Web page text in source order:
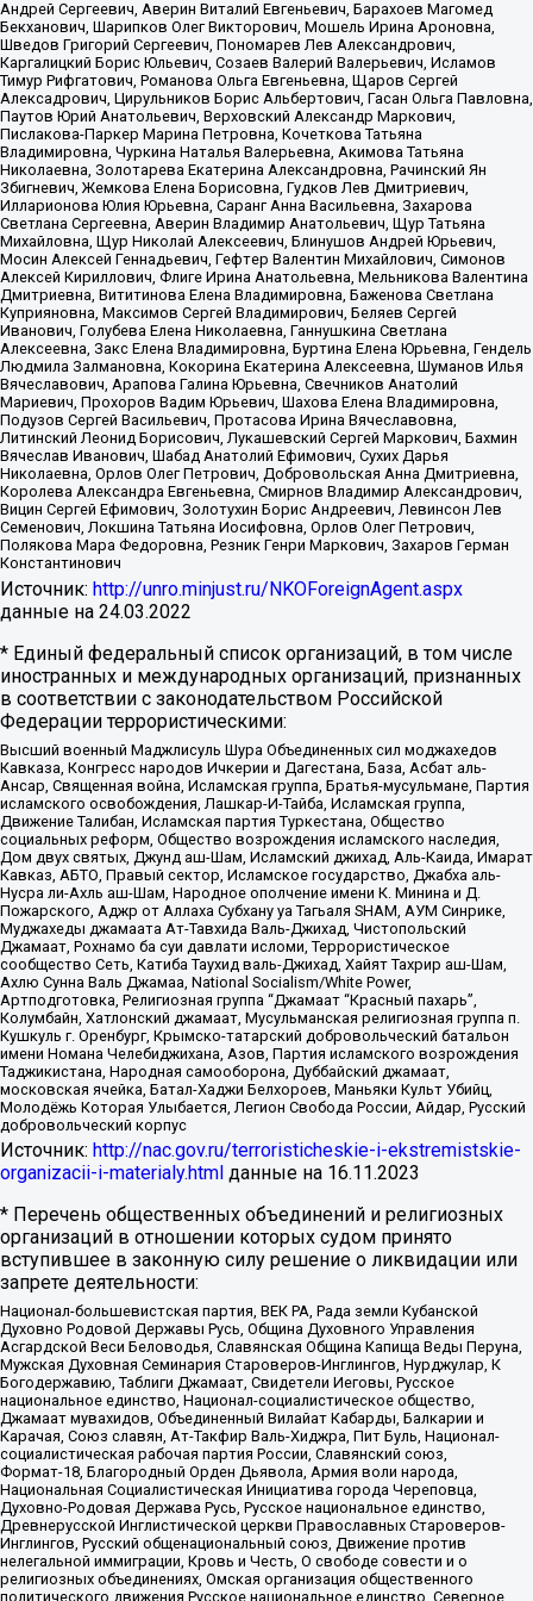
Андрей Сергеевич, Аверин Виталий Евгеньевич, Барахоев Магомед
Бекханович, Шарипков Олег Викторович, Мошель Ирина Ароновна,
Шведов Григорий Сергеевич, Пономарев Лев Александрович,
Каргалицкий Борис Юльевич, Созаев Валерий Валерьевич, Исламов
Тимур Рифгатович, Романова Ольга Евгеньевна, Щаров Сергей
Алексадрович, Цирульников Борис Альбертович, Гасан Ольга Павловна,
Паутов Юрий Анатольевич, Верховский Александр Маркович,
Пислакова-Паркер Марина Петровна, Кочеткова Татьяна
Владимировна, Чуркина Наталья Валерьевна, Акимова Татьяна
Николаевна, Золотарева Екатерина Александровна, Рачинский Ян
Збигневич, Жемкова Елена Борисовна, Гудков Лев Дмитриевич,
Илларионова Юлия Юрьевна, Саранг Анна Васильевна, Захарова
Светлана Сергеевна, Аверин Владимир Анатольевич, Щур Татьяна
Михайловна, Щур Николай Алексеевич, Блинушов Андрей Юрьевич,
Мосин Алексей Геннадьевич, Гефтер Валентин Михайлович, Симонов
Алексей Кириллович, Флиге Ирина Анатольевна, Мельникова Валентина
Дмитриевна, Вититинова Елена Владимировна, Баженова Светлана
Куприяновна, Максимов Сергей Владимирович, Беляев Сергей
Иванович, Голубева Елена Николаевна, Ганнушкина Светлана
Алексеевна, Закс Елена Владимировна, Буртина Елена Юрьевна, Гендель
Людмила Залмановна, Кокорина Екатерина Алексеевна, Шуманов Илья
Вячеславович, Арапова Галина Юрьевна, Свечников Анатолий
Мариевич, Прохоров Вадим Юрьевич, Шахова Елена Владимировна,
Подузов Сергей Васильевич, Протасова Ирина Вячеславовна,
Литинский Леонид Борисович, Лукашевский Сергей Маркович, Бахмин
Вячеслав Иванович, Шабад Анатолий Ефимович, Сухих Дарья
Николаевна, Орлов Олег Петрович, Добровольская Анна Дмитриевна,
Королева Александра Евгеньевна, Смирнов Владимир Александрович,
Вицин Сергей Ефимович, Золотухин Борис Андреевич, Левинсон Лев
Семенович, Локшина Татьяна Иосифовна, Орлов Олег Петрович,
Полякова Мара Федоровна, Резник Генри Маркович, Захаров Герман
Константинович
Источник: http://unro.minjust.ru/NKOForeignAgent.aspx
данные на 24.03.2022
* Единый федеральный список организаций, в том числе
иностранных и международных организаций, признанных
в соответствии с законодательством Российской
Федерации террористическими:
Высший военный Маджлисуль Шура Объединенных сил моджахедов
Кавказа, Конгресс народов Ичкерии и Дагестана, База, Асбат аль-
Ансар, Священная война, Исламская группа, Братья-мусульмане, Партия
исламского освобождения, Лашкар-И-Тайба, Исламская группа,
Движение Талибан, Исламская партия Туркестана, Общество
социальных реформ, Общество возрождения исламского наследия,
Дом двух святых, Джунд аш-Шам, Исламский джихад, Аль-Каида, Имарат
Кавказ, АБТО, Правый сектор, Исламское государство, Джабха аль-
Нусра ли-Ахль аш-Шам, Народное ополчение имени К. Минина и Д.
Пожарского, Аджр от Аллаха Субхану уа Тагьаля SHAM, АУМ Синрике,
Муджахеды джамаата Ат-Тавхида Валь-Джихад, Чистопольский
Джамаат, Рохнамо ба суи давлати исломи, Террористическое
сообщество Сеть, Катиба Таухид валь-Джихад, Хайят Тахрир аш-Шам,
Ахлю Сунна Валь Джамаа, National Socialism/White Power,
Артподготовка, Религиозная группа “Джамаат “Красный пахарь”,
Колумбайн, Хатлонский джамаат, Мусульманская религиозная группа п.
Кушкуль г. Оренбург, Крымско-татарский добровольческий батальон
имени Номана Челебиджихана, Азов, Партия исламского возрождения
Таджикистана, Народная самооборона, Дуббайский джамаат,
московская ячейка, Батал-Хаджи Белхороев, Маньяки Культ Убийц,
Молодёжь Которая Улыбается, Легион Свобода России, Айдар, Русский
добровольческий корпус
Источник: http://nac.gov.ru/terroristicheskie-i-ekstremistskie-
organizacii-i-materialy.html данные на 16.11.2023
* Перечень общественных объединений и религиозных
организаций в отношении которых судом принято
вступившее в законную силу решение о ликвидации или
запрете деятельности:
Национал-большевистская партия, ВЕК РА, Рада земли Кубанской
Духовно Родовой Державы Русь, Община Духовного Управления
Асгардской Веси Беловодья, Славянская Община Капища Веды Перуна,
Мужская Духовная Семинария Староверов-Инглингов, Нурджулар, К
Богодержавию, Таблиги Джамаат, Свидетели Иеговы, Русское
национальное единство, Национал-социалистическое общество,
Джамаат мувахидов, Объединенный Вилайат Кабарды, Балкарии и
Карачая, Союз славян, Ат-Такфир Валь-Хиджра, Пит Буль, Национал-
социалистическая рабочая партия России, Славянский союз,
Формат-18, Благородный Орден Дьявола, Армия воли народа,
Национальная Социалистическая Инициатива города Череповца,
Духовно-Родовая Держава Русь, Русское национальное единство,
Древнерусской Инглистической церкви Православных Староверов-
Инглингов, Русский общенациональный союз, Движение против
нелегальной иммиграции, Кровь и Честь, О свободе совести и о
религиозных объединениях, Омская организация общественного
политического движения Русское национальное единство, Северное